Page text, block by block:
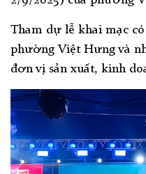
Tham dự lễ khai mạc
phường Việt Hưng và
đơn vị sản xuất, kinh